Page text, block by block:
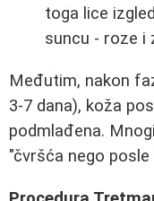
toga lice
suncu - roze i
Međutim, nakon
3-7 dana), koža
podmlađena.
"čvršća nego posle